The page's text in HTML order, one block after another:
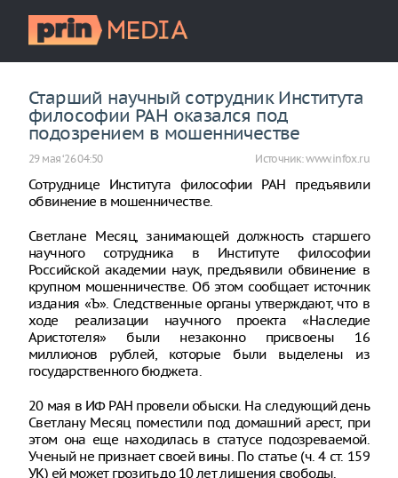
Старший научный сотрудник Института
философии РАН оказался под
подозрением в мошенничестве
29 мая ‘26 04:50 Источник:www.infox.ru
Сотруднице Института философии РАН предъявили
обвинение в мошенничестве.
Светлане Месяц, занимающей должность старшего
научного сотрудника в Институте философии
Российской академии наук, предъявили обвинение в
крупном мошенничестве. Об этом сообщает источник
издания «Ъ». Следственные органы утверждают, что в
ходе реализации научного проекта «Наследие
Аристотеля» были незаконно присвоены 16
миллионов рублей, которые были выделены из
государственного бюджета.
20 мая в ИФ РАН провели обыски. На следующий день
Светлану Месяц поместили под домашний арест, при
этом она еще находилась в статусе подозреваемой.
Ученый не признает своей вины. По статье (ч. 4 ст. 159
УК) ей может грозить до 10 лет лишения свободы.